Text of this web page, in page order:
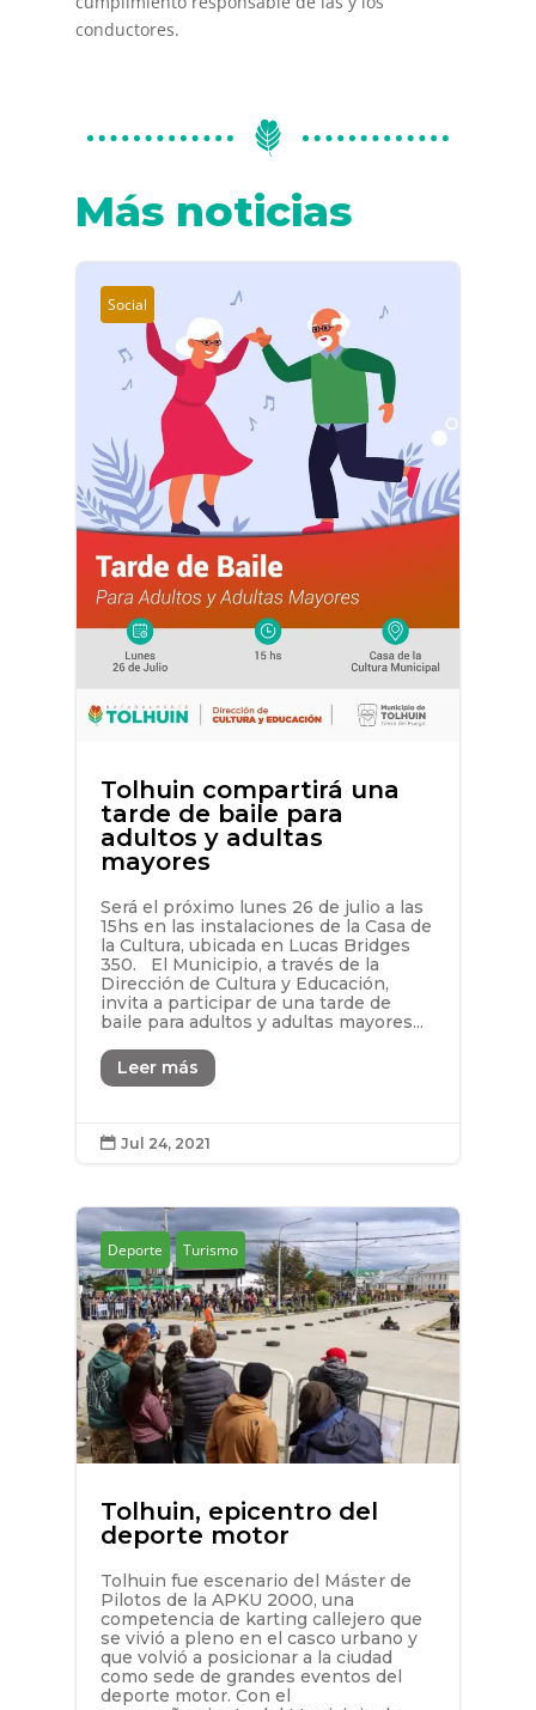
conductores.
Más noticias
Social
Tolhuin compartirá una
tarde de baile para
adultos y adultas
mayores
Será el próximo lunes 26 de julio a las
15hs en las instalaciones de la Casa de
la Cultura, ubicada en Lucas Bridges
350. El Municipio, a través de la
Dirección de Cultura y Educación,
invita a participar de una tarde de
baile para adultos y adultas mayores...
Leer más
 Jul 24, 2021
Deporte Turismo
Tolhuin, epicentro del
deporte motor
Tolhuin fue escenario del Máster de
Pilotos de la APKU 2000, una
competencia de karting callejero que
se vivió a pleno en el casco urbano y
que volvió a posicionar a la ciudad
como sede de grandes eventos del
deporte motor. Con el